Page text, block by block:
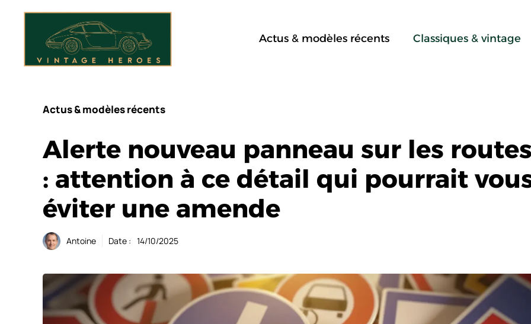
Actus & modèles récents Classiques & vintage
Actus & modèles récents
Alerte nouveau panneau sur les
: attention à ce détail qui pourrait
éviter une amende
Antoine Date : 14/10/2025